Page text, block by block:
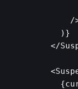
/
          )}
</